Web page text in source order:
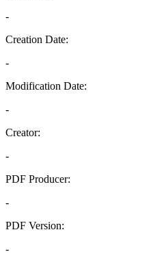
-
Creation Date:
-
Modification Date:
-
Creator:
-
PDF Producer:
-
PDF Version:
-